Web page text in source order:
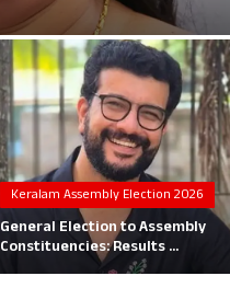
Keralam Assembly Election 2026
General Election to Assembly
Constituencies: Results ...